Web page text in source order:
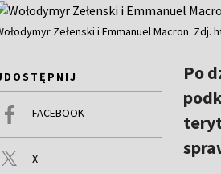
Zełenski i Emmanuel Macron.
FACEBOOK
X
Po